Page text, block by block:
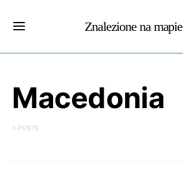
Znalezione na mapie
Macedonia
3 POSTS